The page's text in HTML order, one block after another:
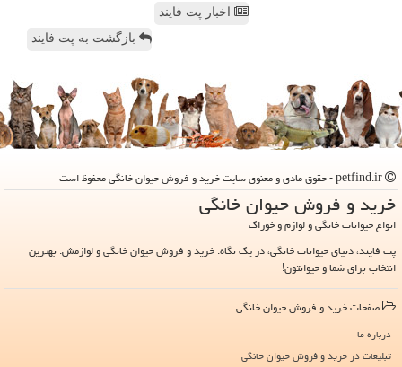
اخبار پت فایند
بازگشت به پت فایند
خرید و فروش حیوان خانگی
انواع حیوانات خانگی و لوازم و خوراک
پت فایند، دنیای حیوانات خانگی، در یک نگاه. خرید و فروش حیوان خانگی و لوازمش: بهترین
انتخاب برای شما و حیوانتون!
صفحات خرید و فروش حیوان خانگی
درباره ما
تبلیغات در خرید و فروش حیوان خانگی